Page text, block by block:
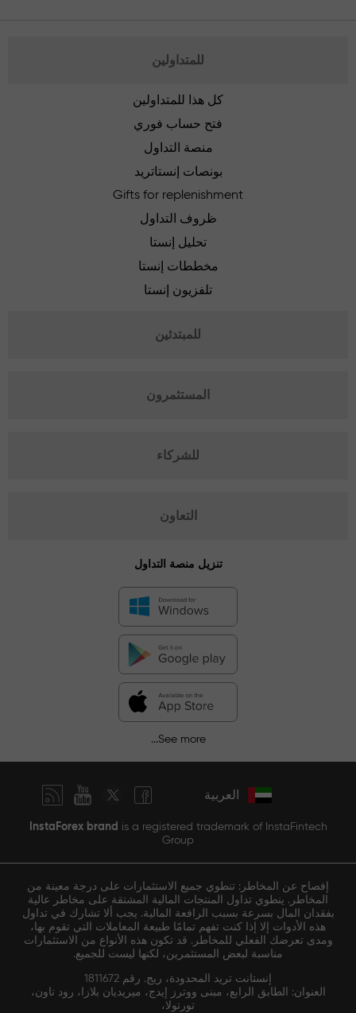
للمتداولين
كل هذا للمتداولين
فتح حساب فوري
منصة التداول
بونصات إنستاتريد
Gifts for replenishment
ظروف التداول
تحليل إنستا
مخططات إنستا
تلفزيون إنستا
للمبتدئين
المستثمرون
للشركاء
التعاون
تنزيل منصة التداول
See more...
العربية
InstaForex brand is a registered trademark of InstaFintech
Group
إفصاح عن المخاطر: تنطوي جميع الاستثمارات على درجة معينة من
المخاطر. ينطوي تداول المنتجات المالية المشتقة على مخاطر عالية
بفقدان المال بسرعة بسبب الرافعة المالية. يجب ألا تشارك في تداول
هذه الأدوات إلا إذا كنت تفهم تمامًا طبيعة المعاملات التي تقوم بها،
ومدى تعرضك الفعلي للمخاطر. قد تكون هذه الأنواع من الاستثمارات
مناسبة لبعض المستثمرين، لكنها ليست للجميع.
إنستانت تريد المحدودة، ريج. رقم 1811672
العنوان: الطابق الرابع، مبنى ووترز إيدج، ميريديان بلازا، رود تاون،
تورتولا،